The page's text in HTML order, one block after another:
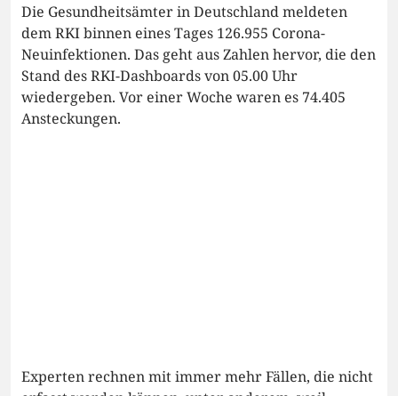
Die Gesundheitsämter in Deutschland meldeten
dem RKI binnen eines Tages 126.955 Corona-
Neuinfektionen. Das geht aus Zahlen hervor, die den
Stand des RKI-Dashboards von 05.00 Uhr
wiedergeben. Vor einer Woche waren es 74.405
Ansteckungen.
Experten rechnen mit immer mehr Fällen, die nicht